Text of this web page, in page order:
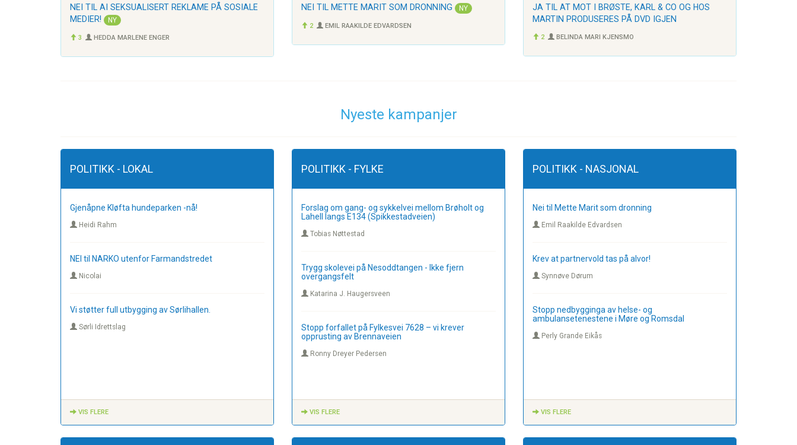
NEI TIL AI SEKSUALISERT REKLAME PÅ SOSIALE
MEDIER!
NY
3 HEDDA MARLENE ENGER
NEI TIL METTE MARIT SOM DRONNING NY
2 EMIL RAAKILDE EDVARDSEN
JA TIL AT MOT I BRØSTE, KARL & CO OG HOS
MARTIN PRODUSERES PÅ DVD IGJEN
2 BELINDA MARI KJENSMO
Nyeste kampanjer
POLITIKK - LOKAL
Gjenåpne Kløfta hundeparken -nå!
Heidi Rahm
NEI til NARKO utenfor Farmandstredet
Nicolai
Vi støtter full utbygging av Sørlihallen.
Sørli Idrettslag
VIS FLERE
POLITIKK - FYLKE
Forslag om gang- og sykkelvei mellom Brøholt og
Lahell langs E134 (Spikkestadveien)
Tobias Nøttestad
Trygg skolevei på Nesoddtangen - Ikke fjern
overgangsfelt
Katarina J. Haugersveen
Stopp forfallet på Fylkesvei 7628 – vi krever
opprusting av Brennaveien
Ronny Dreyer Pedersen
VIS FLERE
POLITIKK - NASJONAL
Nei til Mette Marit som dronning
Emil Raakilde Edvardsen
Krev at partnervold tas på alvor!
Synnøve Dørum
Stopp nedbygginga av helse- og
ambulansetenestene i Møre og Romsdal
Perly Grande Eikås
VIS FLERE